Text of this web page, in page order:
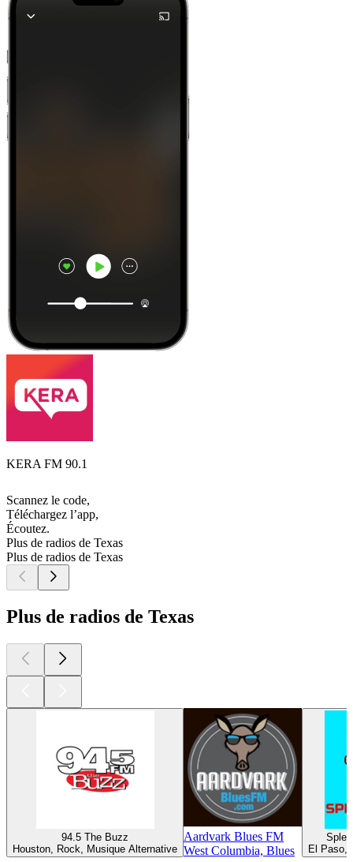
KERA FM 90.1
Scannez le code,
Téléchargez l’app,
Écoutez.
Plus de radios de Texas
Plus de radios de Texas
Plus de radios de Texas
94.5 The Buzz
Houston, Rock, Musique Alternative
Aardvark Blues FM
West Columbia, Blues
El Paso,